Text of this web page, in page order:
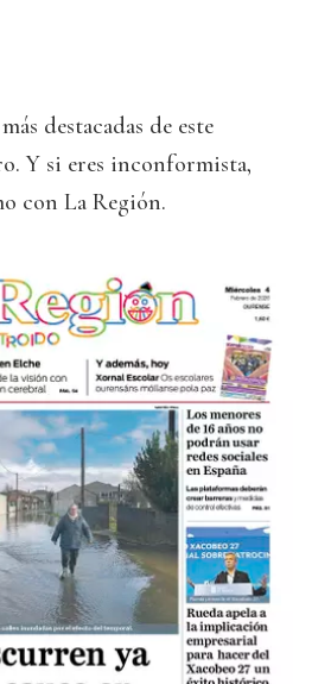
destacadas de este
Y si eres inconformista,
con La Región.